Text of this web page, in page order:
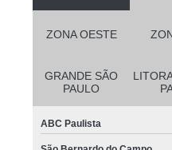
ZONA OESTE
GRANDE SÃO
PAULO
ABC Paulista